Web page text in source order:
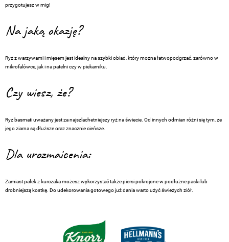
przygotujesz w mig!
Na jaką okazję?
Ryż z warzywami i mięsem jest idealny na szybki obiad, który można łatwopodgrzać, zarówno w
mikrofalówce, jak i na patelni czy w piekarniku.
Czy wiesz, że?
Ryż basmati uważany jest za najszlachetniejszy ryż na świecie. Od innych odmian różni się tym, że
jego ziarna są dłuższe oraz znacznie cieńsze.
Dla urozmaicenia:
Zamiast pałek z kurczaka możesz wykorzystać także piersi pokrojone w podłużne paski lub
drobniejszą kostkę. Do udekorowania gotowego już dania warto użyć świeżych ziół.